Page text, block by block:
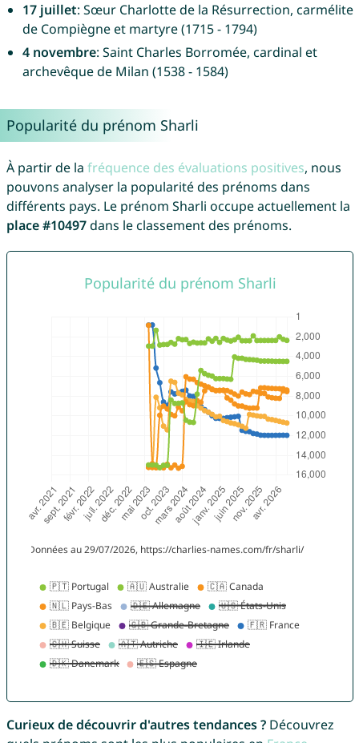
17 juillet: Sœur Charlotte de la Résurrection, carmélite
de Compiègne et martyre (1715 - 1794)
4 novembre: Saint Charles Borromée, cardinal et
archevêque de Milan (1538 - 1584)
Popularité du prénom Sharli
À partir de la fréquence des évaluations positives, nous
pouvons analyser la popularité des prénoms dans
différents pays. Le prénom Sharli occupe actuellement la
place #10497dans le classement des prénoms.
Curieux de découvrir d'autres tendances ?Découvrez